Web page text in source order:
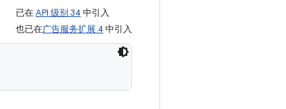
已在API 级别 34 中引入
也已在广告服务扩展 4 中引入